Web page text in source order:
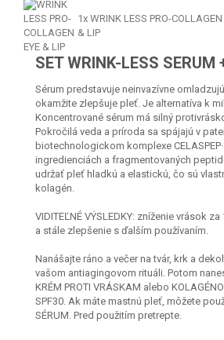
1x WRINK LESS PRO-COLLAGEN
& LIP
SET WRINK-LESS SERUM
Sérum predstavuje neinvazívne
okamžite zlepšuje pleť. Je alternatíva k
Koncentrované sérum má silný
Pokročilá veda a príroda sa spájajú v
biotechnologickom komplexe
ingredienciách a fragmentovaných
udržať pleť hladkú a elastickú, čo sú
kolagén.
VIDITEĽNÉ VÝSLEDKY: zníženie vrások
a stále zlepšenie s ďalším používaním.
Nanášajte ráno a večer na tvár, krk a
vašom antiagingovom rituáli. Potom
KRÉM PROTI VRÁSKAM alebo
SPF30. Ak máte mastnú pleť, môžete
SÉRUM. Pred použitím pretrepte.